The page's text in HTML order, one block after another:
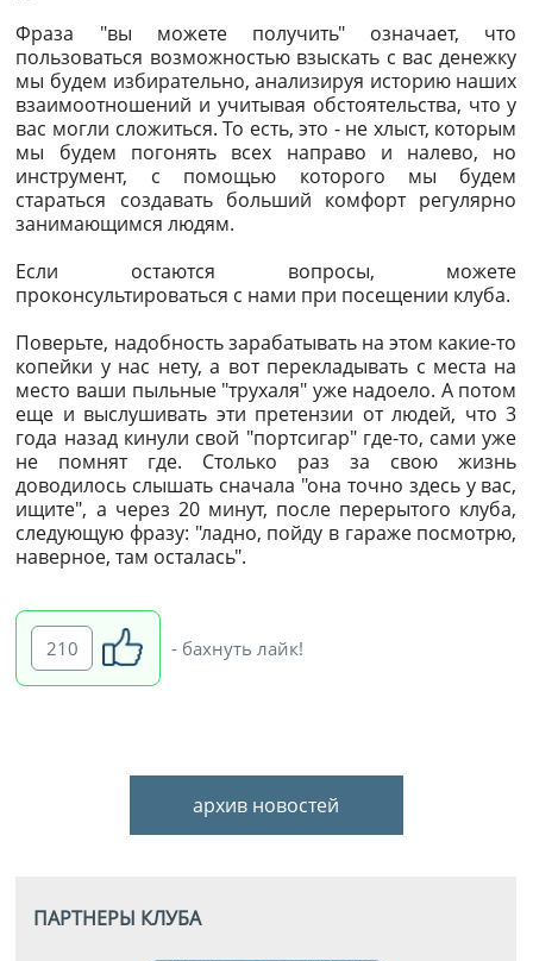
Фраза "вы можете получить" означает, что
пользоваться возможностью взыскать с вас денежку
мы будем избирательно, анализируя историю наших
взаимоотношений и учитывая обстоятельства, что у
вас могли сложиться. То есть, это - не хлыст, которым
мы будем погонять всех направо и налево, но
инструмент, с помощью которого мы будем
стараться создавать больший комфорт регулярно
занимающимся людям.
Если остаются вопросы, можете
проконсультироваться с нами при посещении клуба.
Поверьте, надобность зарабатывать на этом какие-то
копейки у нас нету, а вот перекладывать с места на
место ваши пыльные "трухаля" уже надоело. А потом
еще и выслушивать эти претензии от людей, что 3
года назад кинули свой "портсигар" где-то, сами уже
не помнят где. Столько раз за свою жизнь
доводилось слышать сначала "она точно здесь у вас,
ищите", а через 20 минут, после перерытого клуба,
следующую фразу: "ладно, пойду в гараже посмотрю,
наверное, там осталась".
210 - бахнуть лайк!
архив новостей
ПАРТНЕРЫ КЛУБА